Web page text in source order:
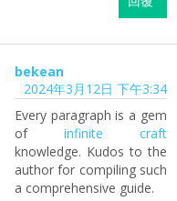
bekean
2024年3月12日 下午3:34
Every paragraph is a gem
of infinite craft
knowledge. Kudos to the
author for compiling such
a comprehensive guide.